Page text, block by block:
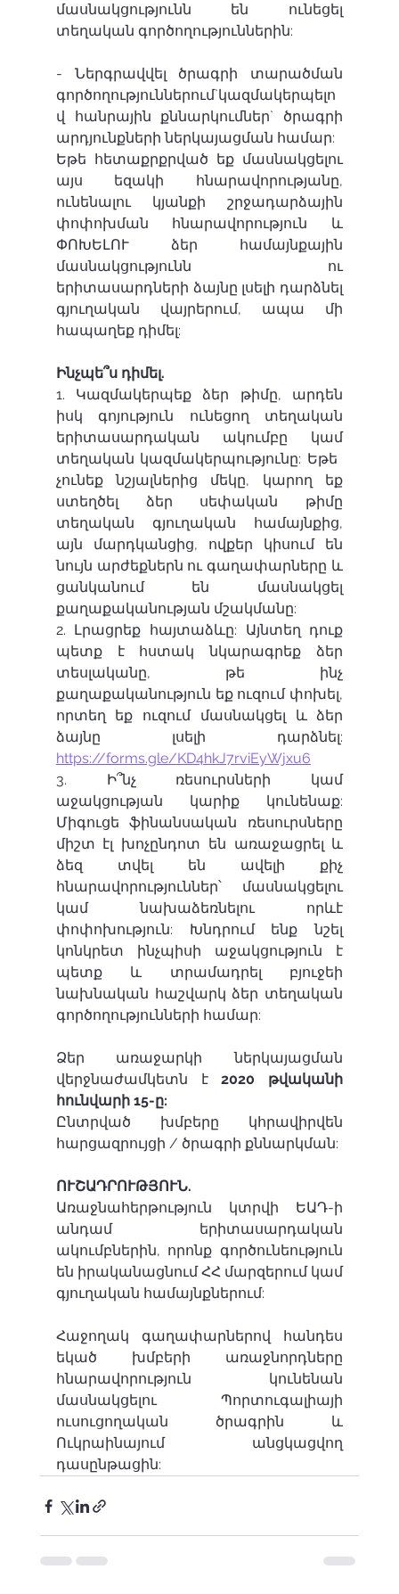
մասնակցությունն են ունեցել
տեղական գործողություններին:
- Ներգրավվել ծրագրի տարածման
գործողություններում`կազմակերպելո
վ հանրային քննարկումներ` ծրագրի
արդյունքների ներկայացման համար:
Եթե հետաքրքրված եք մասնակցելու
այս եզակի հնարավորությանը,
ունենալու կյանքի շրջադարձային
փոփոխման հնարավորություն և
ՓՈԽԵԼՈՒ ձեր համայնքային
մասնակցությունն ու
երիտասարդների ձայնը լսելի դարձնել
գյուղական վայրերում, ապա մի
հապաղեք դիմել:
Ինչպե՞ս դիմել.
1. Կազմակերպեք ձեր թիմը, արդեն
իսկ գոյություն ունեցող տեղական
երիտասարդական ակումբը կամ
տեղական կազմակերպությունը: Եթե ​​
չունեք նշյալներից մեկը, կարող եք
ստեղծել ձեր սեփական թիմը
տեղական գյուղական համայնքից,
այն մարդկանցից, ովքեր կիսում են
նույն արժեքներն ու գաղափարները և
ցանկանում են մասնակցել
քաղաքականության մշակմանը:
2. Լրացրեք հայտաձևը: Այնտեղ դուք
պետք է հստակ նկարագրեք ձեր
տեսլականը, թե ինչ
քաղաքականություն եք ուզում փոխել,
որտեղ եք ուզում մասնակցել և ձեր
https://forms.gle/KD4hkJ7rviEyWjxu6
3. Ի՞նչ ռեսուրսների կամ
աջակցության կարիք կունենաք:
Միգուցե ֆինանսական ռեսուրսները
միշտ էլ խոչընդոտ են առաջացրել և
ձեզ տվել են ավելի քիչ
հնարավորություններ՝ մասնակցելու
կամ նախաձեռնելու որևէ
փոփոխություն: Խնդրում ենք նշել
կոնկրետ ինչպիսի աջակցություն է
պետք և տրամադրել բյուջեի
նախնական հաշվարկ ձեր տեղական
գործողությունների համար:
Ձեր առաջարկի ներկայացման
վերջնաժամկետն է 2020 թվականի
հունվարի 15-ը:
Ընտրված խմբերը կհրավիրվեն
հարցազրույցի / ծրագրի քննարկման:
ՈՒՇԱԴՐՈՒԹՅՈՒՆ.
Առաջնահերթություն կտրվի ԵԱԴ-ի
անդամ երիտասարդական
ակումբներին, որոնք գործունեություն
են իրականացնում ՀՀ մարզերում կամ
գյուղական համայնքներում:
Հաջողակ գաղափարներով հանդես
եկած խմբերի առաջնորդները
հնարավորություն կունենան
մասնակցելու Պորտուգալիայի
ուսուցողական ծրագրին և
Ուկրաինայում անցկացվող
դասընթացին: